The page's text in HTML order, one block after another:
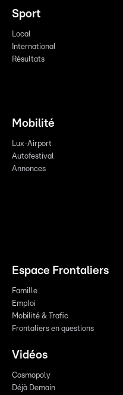
Sport
Local
International
Résultats
Mobilité
Lux-Airport
Autofestival
Annonces
Espace Frontaliers
Famille
Emploi
Mobilité & Trafic
Frontaliers en questions
Vidéos
Cosmopoly
Déjà Demain